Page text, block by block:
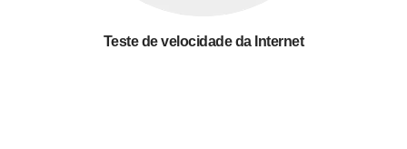
Teste de velocidade da Internet